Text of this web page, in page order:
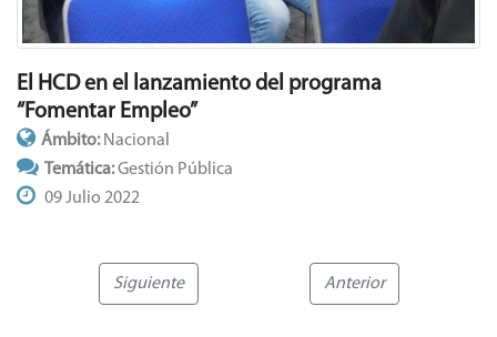
El HCD en el lanzamiento del programa
“Fomentar Empleo”
Ámbito: Nacional
Temática:Gestión Pública
09 Julio 2022
Siguiente Anterior